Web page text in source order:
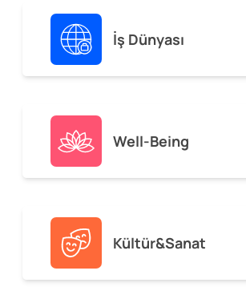
İş Dünyası
Well-Being
Kültür&Sanat